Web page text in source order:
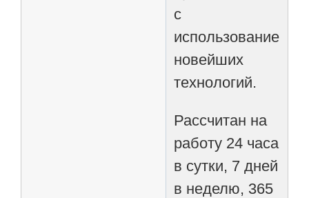
с
использованием
новейших
технологий.
Рассчитан на
работу 24 часа
в сутки, 7 дней
в неделю, 365